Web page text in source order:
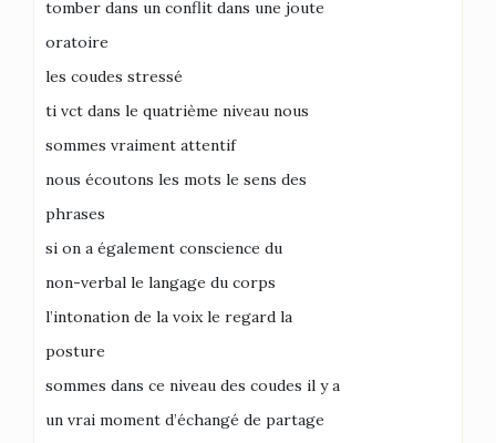
tomber dans un conflit dans une joute
oratoire
les coudes stressé
ti vct dans le quatrième niveau nous
sommes vraiment attentif
nous écoutons les mots le sens des
phrases
si on a également conscience du
non-verbal le langage du corps
l’intonation de la voix le regard la
posture
sommes dans ce niveau des coudes il y a
un vrai moment d’échangé de partage